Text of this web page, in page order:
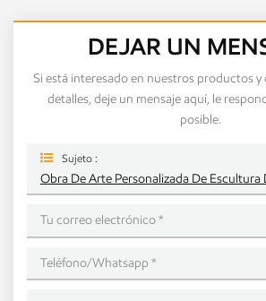
DEJAR UN
Si está interesado en nuestros productos y
detalles, deje un mensaje aquí, le
posible.
Sujeto :